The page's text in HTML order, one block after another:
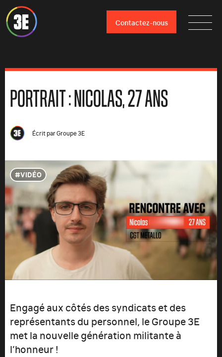
Contactez-nous
PORTRAIT : NICOLAS, 27 ANS
Écrit parGroupe 3E
VIDÉO
Engagé aux côtés des syndicats et des
représentants du personnel, le Groupe 3E
met la nouvelle génération militante à
l’honneur !